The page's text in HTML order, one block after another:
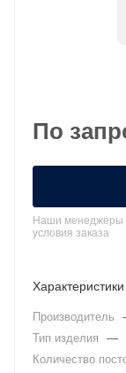
По
Наши менеджеры
условия заказа
Характеристики
Производитель
Тип изделия
—
Количество